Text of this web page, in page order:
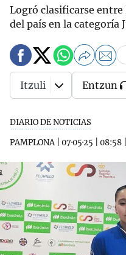
Logró clasificarse entre
del país en la categoría
DIARIO DE NOTICIAS
PAMPLONA| 07·05·25 08:58
Itzuli Entzun